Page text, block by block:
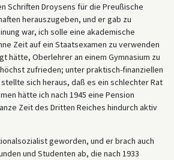
Schriften Droysens für die Preußische
herauszugeben, und er gab zu
war, ich solle eine akademische
Zeit auf ein Staatsexamen zu verwenden
hätte, Oberlehrer an einem Gymnasium zu
zufrieden; unter praktisch-finanziellen
sich heraus, daß es ein schlechter Rat
hätte ich nach 1945 eine Pension
Zeit des Dritten Reiches hindurch aktiv
geworden, und er brach auch
und Studenten ab, die nach 1933